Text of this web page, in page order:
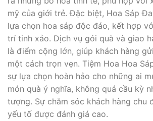
mỹ của giới trẻ. Đặc biệt, Hoa Sáp
lựa chọn hoa sáp độc đáo, kết hợp
trí tinh xảo. Dịch vụ gói quà và giao
là điểm cộng lớn, giúp khách hàng
một cách trọn vẹn. Tiệm Hoa Hoa
sự lựa chọn hoàn hảo cho những ai
món quà ý nghĩa, không quá cầu kỳ
tượng. Sự chăm sóc khách hàng chu
yếu tố được đánh giá cao.